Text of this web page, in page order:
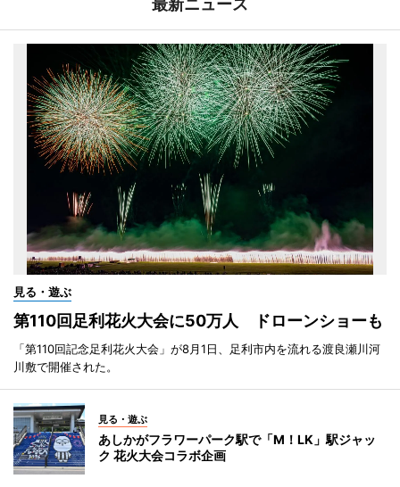
見る・遊ぶ
第110回足利花火大会に50万人 ドローンショーも
「第110回記念足利花火大会」が8月1日、足利市内を流れる渡良瀬川河
川敷で開催された。
見る・遊ぶ
あしかがフラワーパーク駅で「M！LK」駅ジャッ
ク 花火大会コラボ企画